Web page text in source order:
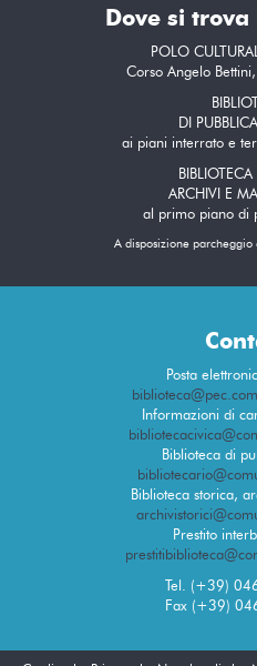
Dove si
POLO
Corso Angelo
DI
ai piani interrato e
ARCHIVI E
al primo piano di
A disposizione parcheggio
Posta
Informazioni di
Biblioteca di
Biblioteca storica,
Prestito
Tel. (+39)
Fax (+39)